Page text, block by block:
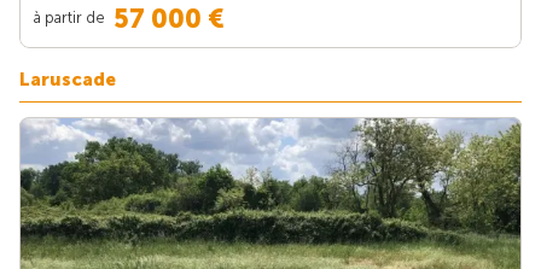
à partir de 57 000 €
Laruscade